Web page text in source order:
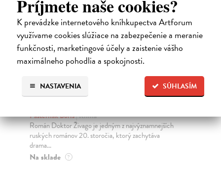
Príjmete naše cookies?
K prevádzke internetového kníhkupectva Artforum
využívame cookies slúžiace na zabezpečenie a meranie
funkčnosti, marketingové účely a zaistenie vášho
maximálneho pohodlia a spokojnosti.
SÚHLASÍM
NASTAVENIA
Doktor Živago (slovenské
Pasternak Boris| Kniha
Román Doktor Živago je jedným z najvýznamnejších
ruských románov 20. storočia, ktorý zachytáva
drama...
Na sklade ?
Ak